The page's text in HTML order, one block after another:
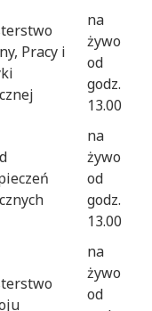
Pracy i
na
żywo
od
godz.
13.00
na
żywo
od
godz.
13.00
na
żywo
od